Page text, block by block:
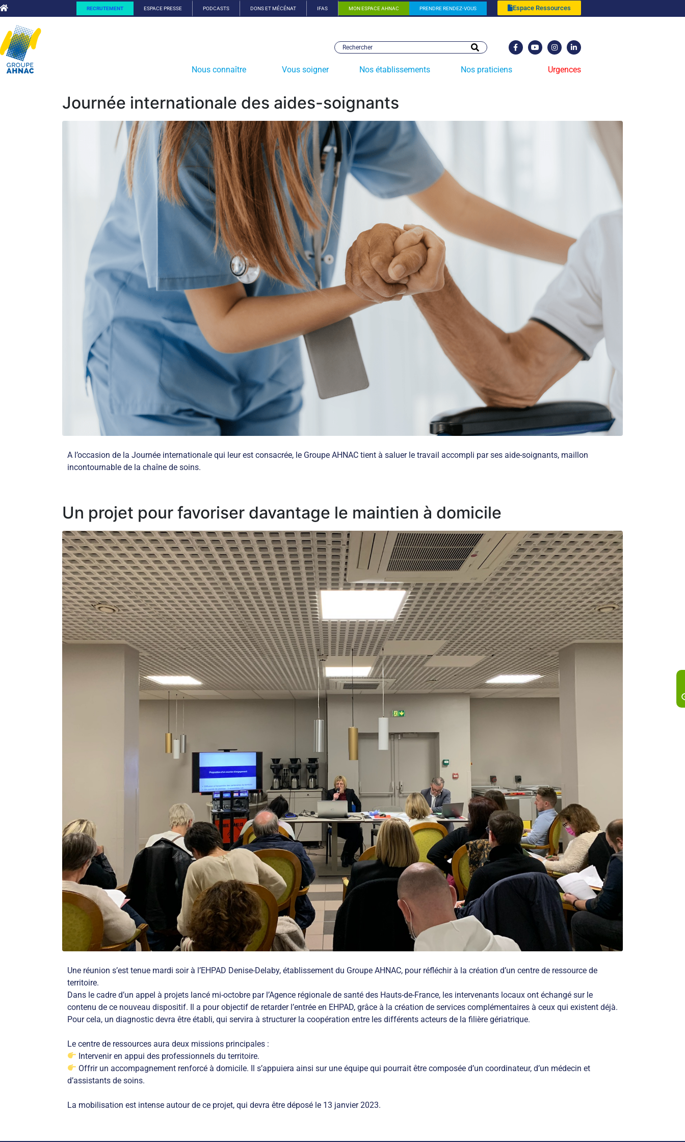
RECRUTEMENT ESPACE PRESSE PODCASTS DONS ET MÉCÉNAT IFAS MON ESPACE AHNAC PRENDRE RENDEZ-VOUS Espace Ressources
Nous connaître Vous soigner Nos établissements Nos praticiens Urgences
Journée internationale des aides-soignants
A l’occasion de la Journée internationale qui leur est consacrée, le Groupe AHNAC tient à saluer le travail accompli par ses aide-soignants, maillon
incontournable de la chaîne de soins.
Un projet pour favoriser davantage le maintien à domicile
Une réunion s’est tenue mardi soir à l’EHPAD Denise-Delaby, établissement du Groupe AHNAC, pour réfléchir à la création d’un centre de ressource de
territoire.
Dans le cadre d’un appel à projets lancé mi-octobre par l’Agence régionale de santé des Hauts-de-France, les intervenants locaux ont échangé sur le
contenu de ce nouveau dispositif. Il a pour objectif de retarder l’entrée en EHPAD, grâce à la création de services complémentaires à ceux qui existent déjà.
Pour cela, un diagnostic devra être établi, qui servira à structurer la coopération entre les différents acteurs de la filière gériatrique.
Le centre de ressources aura deux missions principales :
Intervenir en appui des professionnels du territoire.
Offrir un accompagnement renforcé à domicile. Il s’appuiera ainsi sur une équipe qui pourrait être composée d’un coordinateur, d’un médecin et
d’assistants de soins.
La mobilisation est intense autour de ce projet, qui devra être déposé le 13 janvier 2023.